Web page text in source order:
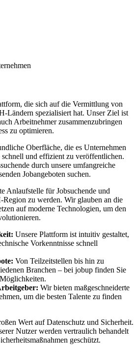
die sich auf die Vermittlung von
Ländern spezialisiert hat. Unser Ziel ist
Arbeitnehmer zusammenzubringen
zu optimieren.
Oberfläche, die es Unternehmen
und effizient zu veröffentlichen.
durch unsere umfangreiche
Jobangeboten suchen.
Anlaufstelle für Jobsuchende und
zu werden. Wir glauben an die
auf moderne Technologien, um den
Unsere Plattform ist intuitiv gestaltet,
Vorkenntnisse schnell
Von Teilzeitstellen bis hin zu
Branchen – bei jobup finden Sie
Wir bieten maßgeschneiderte
um die besten Talente zu finden
Wert auf Datenschutz und Sicherheit.
Nutzer werden vertraulich behandelt
geschützt.